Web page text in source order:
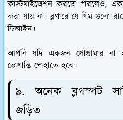
কাস্টমাইজেশন করতে পারলেও,
করা যায় না। ব্লগারে যে থিম গুলো
ডিজাইন।
আপনি যদি একজন প্রোগ্রামার
ভোগান্তি পোহাতে হবে।
৯. অনেক ব্লগস্পট
জড়িত